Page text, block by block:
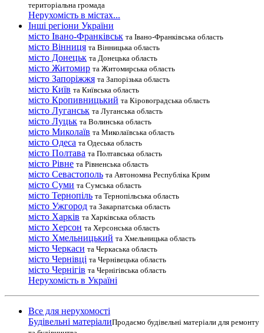
територіальна громада
Нерухомість в містах...
Інші регіони України
місто Івано-Франківськ та Івано-Франківська область
місто Вінниця та Вінницька область
місто Донецьк та Донецька область
місто Житомир та Житомирська область
місто Запоріжжя та Запорізька область
місто Київ та Київська область
місто Кропивницький та Кіровоградська область
місто Луганськ та Луганська область
місто Луцьк та Волинська область
місто Миколаїв та Миколаївська область
місто Одеса та Одеська область
місто Полтава та Полтавська область
місто Рівне та Рівненська область
місто Севастополь та Автономна Республіка Крим
місто Суми та Сумська область
місто Тернопіль та Тернопільська область
місто Ужгород та Закарпатська область
місто Харків та Харківська область
місто Херсон та Херсонська область
місто Хмельницький та Хмельницька область
місто Черкаси та Черкаська область
місто Чернівці та Чернівецька область
місто Чернігів та Чернігівська область
Нерухомість в Україні
Все для нерухомості
Будівельні матеріалиПродаємо будівельні матеріали для ремонту